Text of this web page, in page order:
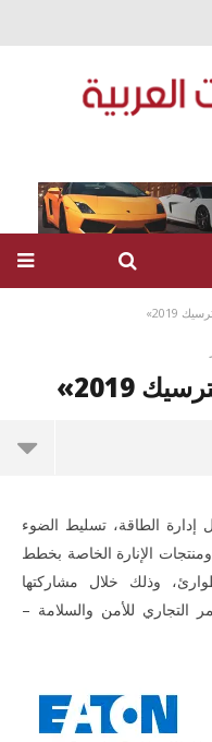
2019»
2019»
إدارة الطاقة، تسليط الضوء
الإنارة الخاصة بخطط
وذلك خلال مشاركتها
التجاري للأمن والسلامة –